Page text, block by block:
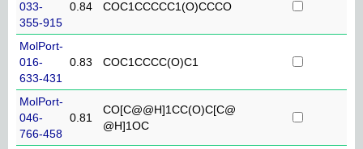
033-
355-915
0.84 COC1CCCCC1(O)CCCO
MolPort-
016-
633-431
0.83 COC1CCCC(O)C1
MolPort-
046-
766-458
0.81
CO[C@@H]1CC(O)C[C@
@H]1OC